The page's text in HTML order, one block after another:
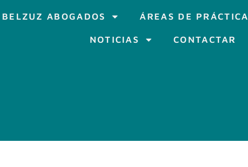
BELZUZ ABOGADOS ÁREAS DE PRÁCTICA
NOTICIAS CONTACTAR